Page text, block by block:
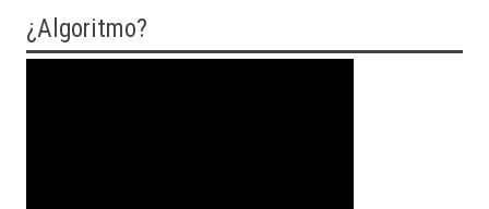
¿Algoritmo?